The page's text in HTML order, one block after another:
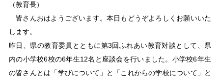
（教育長）
皆さんおはようございます。本日もどうぞよろしくお願いいた
します。
昨日、県の教育委員とともに第3回ふれあい教育対談として、県
内の小学校6校の6年生12名と座談会を行いました。小学校6年生
の皆さんとは「学びについて」と「これからの学校について」と